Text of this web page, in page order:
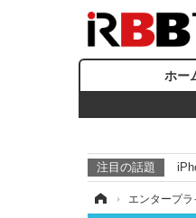
ホー
注目の話題
› エンタープラ